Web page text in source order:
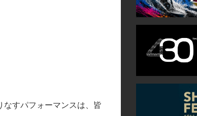
なすパフォーマンスは、皆